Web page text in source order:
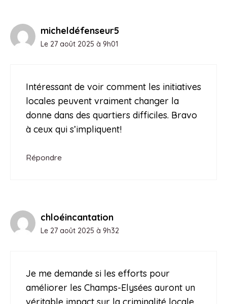
micheldéfenseur5
Le 27 août 2025 à 9h01
Intéressant de voir comment les initiatives
locales peuvent vraiment changer la
donne dans des quartiers difficiles. Bravo
à ceux qui s’impliquent!
Répondre
chloéincantation
Le 27 août 2025 à 9h32
Je me demande si les efforts pour
améliorer les Champs-Elysées auront un